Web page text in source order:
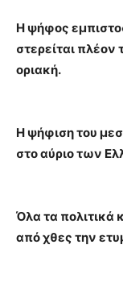
Η ψήφος
στερείται πλέον
οριακή.
Η ψήφιση του
στο αύριο των
Όλα τα πολιτικά
από χθες την